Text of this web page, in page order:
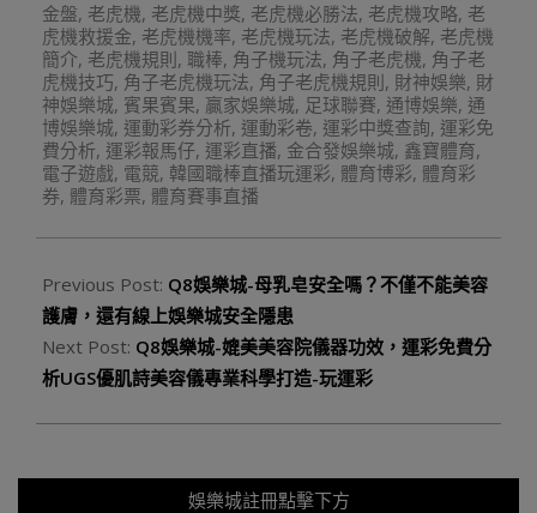
金盤, 老虎機, 老虎機中獎, 老虎機必勝法, 老虎機攻略, 老
虎機救援金, 老虎機機率, 老虎機玩法, 老虎機破解, 老虎機
簡介, 老虎機規則, 職棒, 角子機玩法, 角子老虎機, 角子老
虎機技巧, 角子老虎機玩法, 角子老虎機規則, 財神娛樂, 財
神娛樂城, 賓果賓果, 贏家娛樂城, 足球聯賽, 通博娛樂, 通
博娛樂城, 運動彩券分析, 運動彩卷, 運彩中獎查詢, 運彩免
費分析, 運彩報馬仔, 運彩直播, 金合發娛樂城, 鑫寶體育,
電子遊戲, 電競, 韓國職棒直播玩運彩, 體育博彩, 體育彩
券, 體育彩票, 體育賽事直播
Previous Post: Q8娛樂城-母乳皂安全嗎？不僅不能美容
護膚，還有線上娛樂城安全隱患
Next Post: Q8娛樂城-媲美美容院儀器功效，運彩免費分
析UGS優肌詩美容儀專業科學打造-玩運彩
娛樂城註冊點擊下方